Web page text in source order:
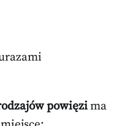
powięzima